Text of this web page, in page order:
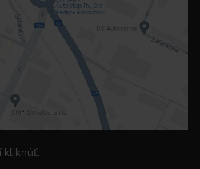
kliknúť.